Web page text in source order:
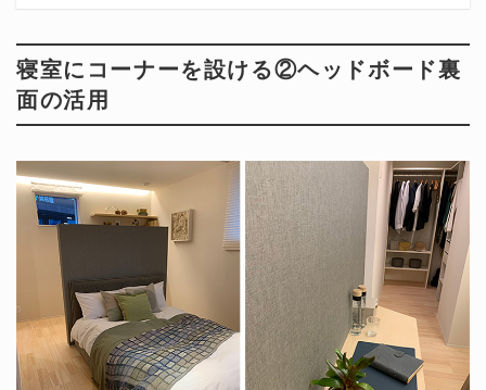
寝室にコーナーを設ける②ヘッドボード裏
面の活用